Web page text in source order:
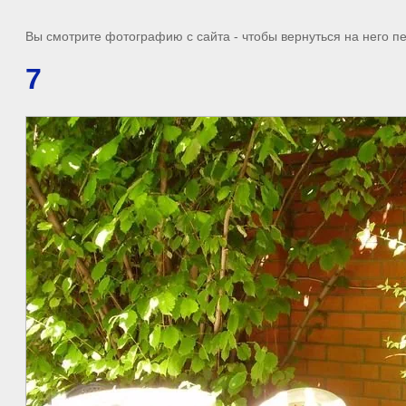
Вы смотрите фотографию с сайта - чтобы вернуться на него
7